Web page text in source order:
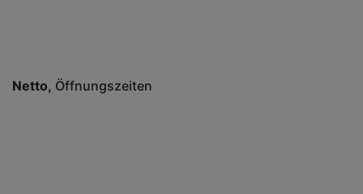
Netto Öffnungszeiten